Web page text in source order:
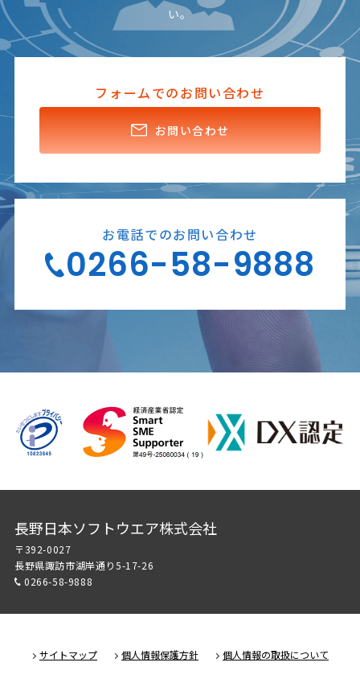
い。
フォームでのお問い合わせ
お問い合わせ
お電話でのお問い合わせ
0266-58-9888
長野日本ソフトウエア株式会社
〒392-0027
長野県諏訪市湖岸通り5-17-26
0266-58-9888
サイトマップ 個人情報保護方針 個人情報の取扱について